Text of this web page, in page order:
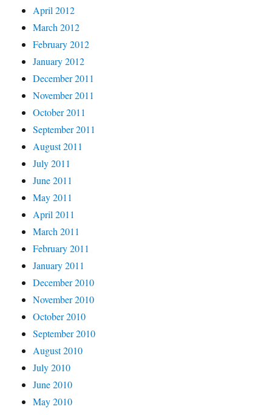
April 2012
March 2012
February 2012
January 2012
December 2011
November 2011
October 2011
September 2011
August 2011
July 2011
June 2011
May 2011
April 2011
March 2011
February 2011
January 2011
December 2010
November 2010
October 2010
September 2010
August 2010
July 2010
June 2010
May 2010